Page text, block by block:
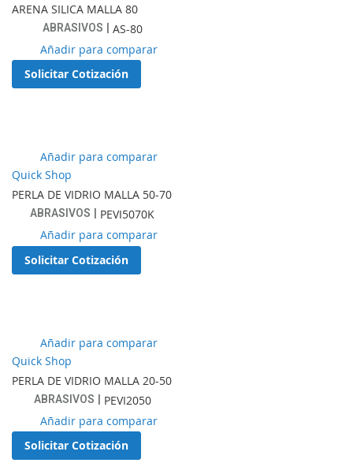
de
favoritos
ARENA SILICA MALLA 80
ABRASIVOS
AS-80
Añadir
a
lista
Añadir para comparar
Solicitar Cotización
Añadir
a
de
favoritos
Añadir para comparar
Quick Shop
PERLA DE VIDRIO MALLA 50-70
ABRASIVOS
PEVI5070K
Añadir
a
lista
Añadir para comparar
Solicitar Cotización
Añadir
a
de
favoritos
Añadir para comparar
Quick Shop
PERLA DE VIDRIO MALLA 20-50
ABRASIVOS
PEVI2050
Añadir
a
lista
Añadir para comparar
Solicitar Cotización